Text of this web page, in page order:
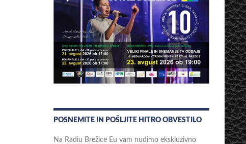
POSNEMITE IN POŠLJITE HITRO OBVESTILO
Na Radiu Brežice Eu vam nudimo ekskluzivno